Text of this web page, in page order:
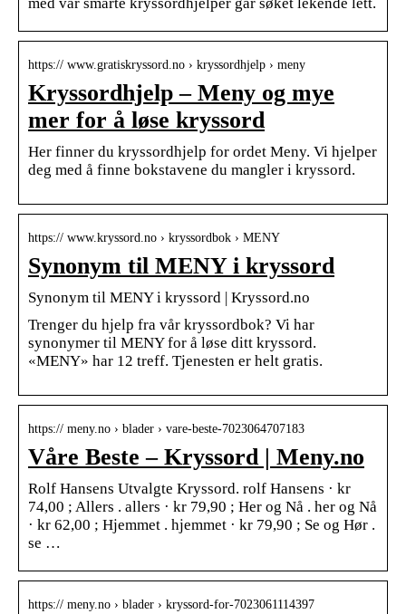
https:// www.gratiskryssord.no › kryssordhjelp › meny
Kryssordhjelp – Meny og mye
mer for å løse kryssord
Her finner du kryssordhjelp for ordet Meny. Vi hjelper
deg med å finne bokstavene du mangler i kryssord.
https:// www.kryssord.no › kryssordbok › MENY
Synonym til MENY i kryssord
Synonym til MENY i kryssord | Kryssord.no
Trenger du hjelp fra vår kryssordbok? Vi har
synonymer til MENY for å løse ditt kryssord.
«MENY» har 12 treff. Tjenesten er helt gratis.
https:// meny.no › blader › vare-beste-7023064707183
Våre Beste – Kryssord | Meny.no
Rolf Hansens Utvalgte Kryssord. rolf Hansens · kr
74,00 ; Allers . allers · kr 79,90 ; Her og Nå . her og Nå
· kr 62,00 ; Hjemmet . hjemmet · kr 79,90 ; Se og Hør .
se …
https:// meny.no › blader › kryssord-for-7023061114397